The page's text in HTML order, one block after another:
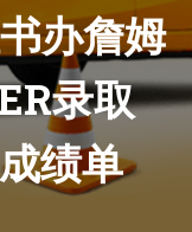
办詹姆
录取
绩单